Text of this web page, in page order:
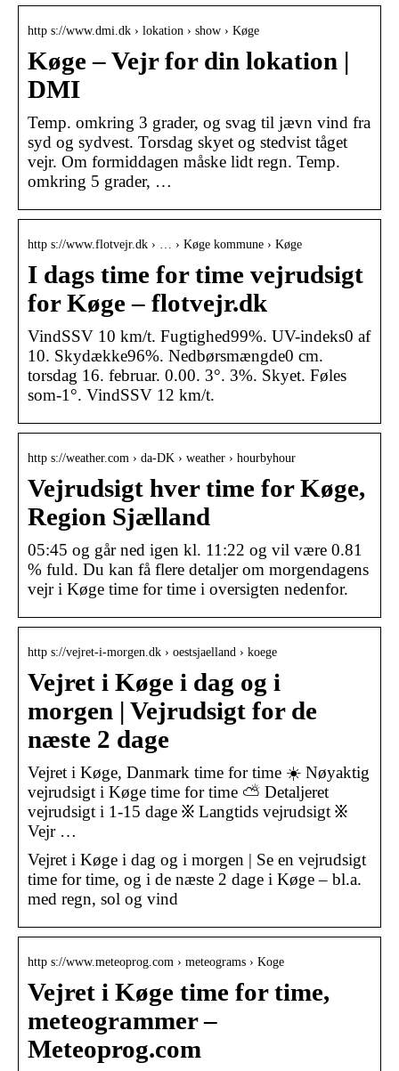
http s://www.dmi.dk › lokation › show › Køge
Køge – Vejr for din lokation |
DMI
Temp. omkring 3 grader, og svag til jævn vind fra
syd og sydvest. Torsdag skyet og stedvist tåget
vejr. Om formiddagen måske lidt regn. Temp.
omkring 5 grader, …
http s://www.flotvejr.dk › … › Køge kommune › Køge
I dags time for time vejrudsigt
for Køge – flotvejr.dk
VindSSV 10 km/t. Fugtighed99%. UV-indeks0 af
10. Skydække96%. Nedbørsmængde0 cm.
torsdag 16. februar. 0.00. 3°. 3%. Skyet. Føles
som-1°. VindSSV 12 km/t.
http s://weather.com › da-DK › weather › hourbyhour
Vejrudsigt hver time for Køge,
Region Sjælland
05:45 og går ned igen kl. 11:22 og vil være 0.81
% fuld. Du kan få flere detaljer om morgendagens
vejr i Køge time for time i oversigten nedenfor.
http s://vejret-i-morgen.dk › oestsjaelland › koege
Vejret i Køge i dag og i
morgen | Vejrudsigt for de
næste 2 dage
Vejret i Køge, Danmark time for time ☀️ Nøyaktig
vejrudsigt i Køge time for time ⛅ Detaljeret
vejrudsigt i 1-15 dage ፠ Langtids vejrudsigt ፠
Vejr …
Vejret i Køge i dag og i morgen | Se en vejrudsigt
time for time, og i de næste 2 dage i Køge – bl.a.
med regn, sol og vind
http s://www.meteoprog.com › meteograms › Koge
Vejret i Køge time for time,
meteogrammer –
Meteoprog.com